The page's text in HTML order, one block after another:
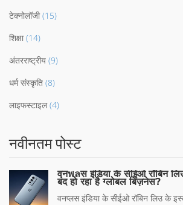
टेक्नोलॉजी (15)
शिक्षा (14)
अंतरराष्ट्रीय (9)
धर्म संस्कृति (8)
लाइफस्टाइल (4)
नवीनतम पोस्ट
वनพลस इंडिया के सीईओ रॉबिन
बंद हो रहा है ग्लोबल बिज़नेस?
वनप्लस इंडिया के सीईओ रॉबिन लिउ के